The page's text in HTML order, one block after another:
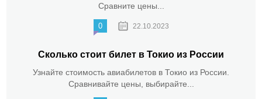
Сравните цены...
0 22.10.2023
Сколько стоит билет в Токио из России
Узнайте стоимость авиабилетов в Токио из России.
Сравнивайте цены, выбирайте...